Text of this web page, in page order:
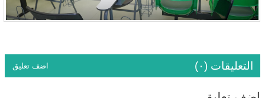
التعليقات (٠) اضف تعليق